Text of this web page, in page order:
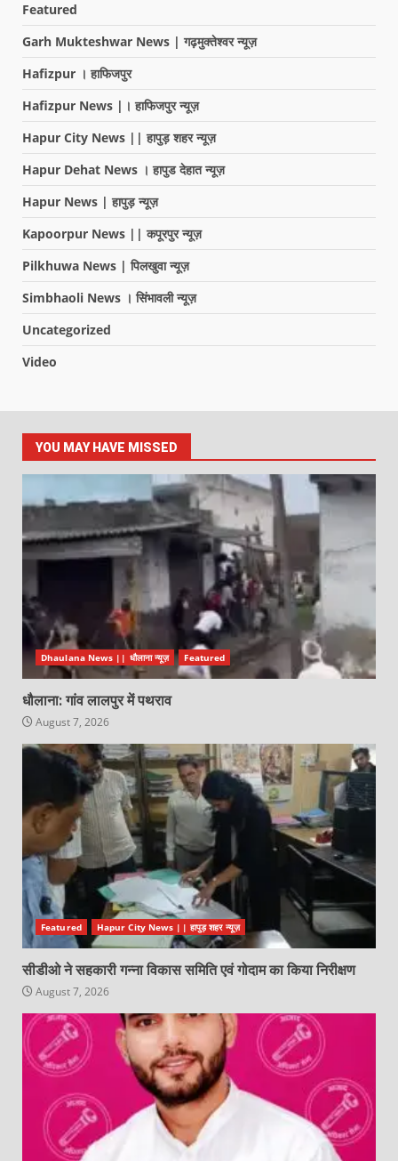
Featured
Garh Mukteshwar News | गढ़मुक्तेश्वर न्यूज़
Hafizpur । हाफिजपुर
Hafizpur News |। हाफिजपुर न्यूज़
Hapur City News || हापुड़ शहर न्यूज़
Hapur Dehat News । हापुड देहात न्यूज़
Hapur News | हापुड़ न्यूज़
Kapoorpur News || कपूरपुर न्यूज़
Pilkhuwa News | पिलखुवा न्यूज़
Simbhaoli News । सिंभावली न्यूज़
Uncategorized
Video
YOU MAY HAVE MISSED
Dhaulana News || धौलाना न्यूज़ Featured
धौलाना: गांव लालपुर में पथराव
August 7, 2026
Featured Hapur City News || हापुड़ शहर न्यूज़
सीडीओ ने सहकारी गन्ना विकास समिति एवं गोदाम का किया निरीक्षण
August 7, 2026